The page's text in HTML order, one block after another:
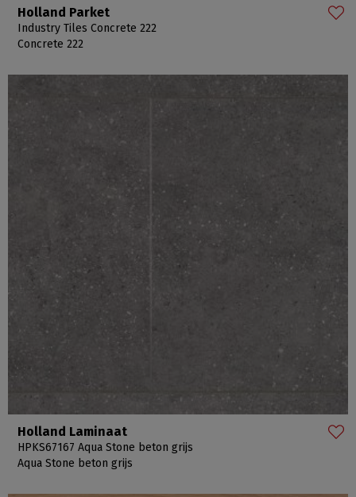
Holland Parket
Industry Tiles Concrete 222
Concrete 222
Holland Laminaat
HPKS67167 Aqua Stone beton grijs
Aqua Stone beton grijs